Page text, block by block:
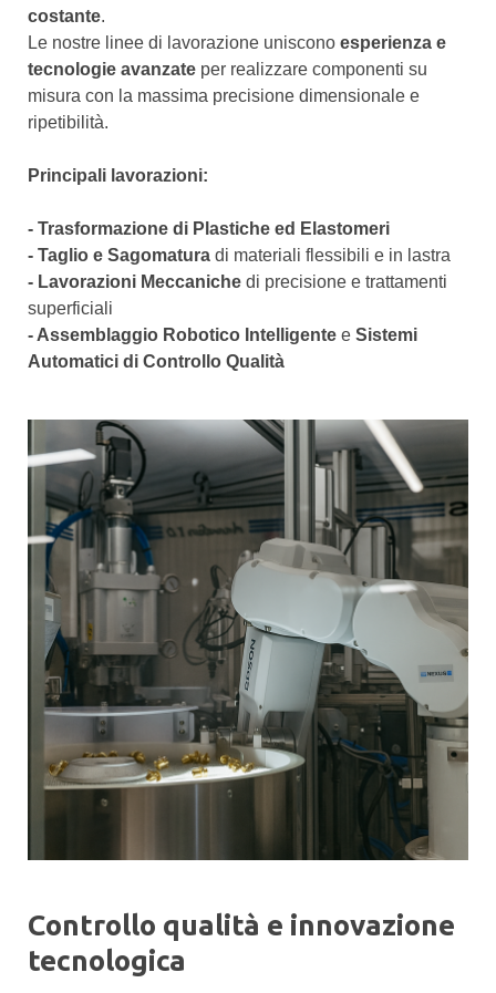
costante.
Le nostre linee di lavorazione uniscono esperienza e
tecnologie avanzate per realizzare componenti su
misura con la massima precisione dimensionale e
ripetibilità.
Principali lavorazioni:
- Trasformazione di Plastiche ed Elastomeri
- Taglio e Sagomatura di materiali flessibili e in lastra
- Lavorazioni Meccaniche di precisione e trattamenti
superficiali
- Assemblaggio Robotico Intelligente e Sistemi
Automatici di Controllo Qualità
Controllo qualità e innovazione
tecnologica